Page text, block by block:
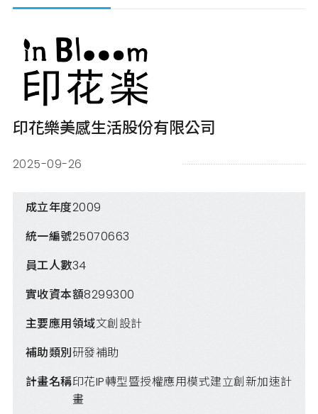
印花樂美感生活股份有限公司
2025-09-26
成立年度2009
統一編號25070663
員工人數34
實收資本額8299300
主要應用領域文創設計
補助類別研發補助
計畫名稱印花IP轉型暨授權應用模式建立創新加速計
畫